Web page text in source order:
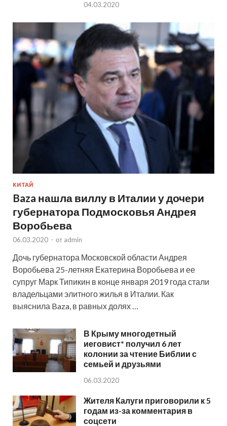
04.03.2020
КИТАЙ
Baza нашла виллу в Италии у дочери
губернатора Подмосковья Андрея
Воробьева
06.03.2020 - от admin
Дочь губернатора Московской области Андрея
Воробьева 25-летняя Екатерина Воробьева и ее
супруг Марк Типикин в конце января 2019 года стали
владельцами элитного жилья в Италии. Как
выяснила Baza, в равных долях …
В Крыму многодетный
иеговист* получил 6 лет
колонии за чтение Библии с
семьей и друзьями
06.03.2020
Жителя Калуги приговорили к 5
годам из-за комментария в
соцсети